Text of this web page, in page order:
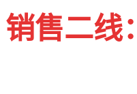
销售二线：